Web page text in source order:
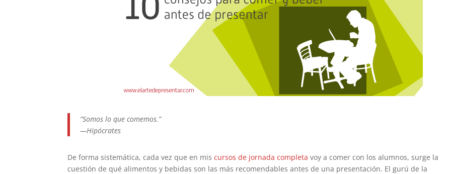
“Somos lo que comemos.”
—Hipócrates
De forma sistemática, cada vez que en miscursos de jornada completa voy a comer con los alumnos, surge la
cuestión de qué alimentos y bebidas son las más recomendables antes de una presentación. El gurú de la